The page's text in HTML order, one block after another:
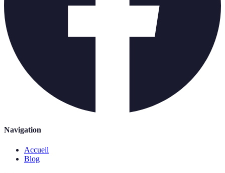
Navigation
Accueil
Blog